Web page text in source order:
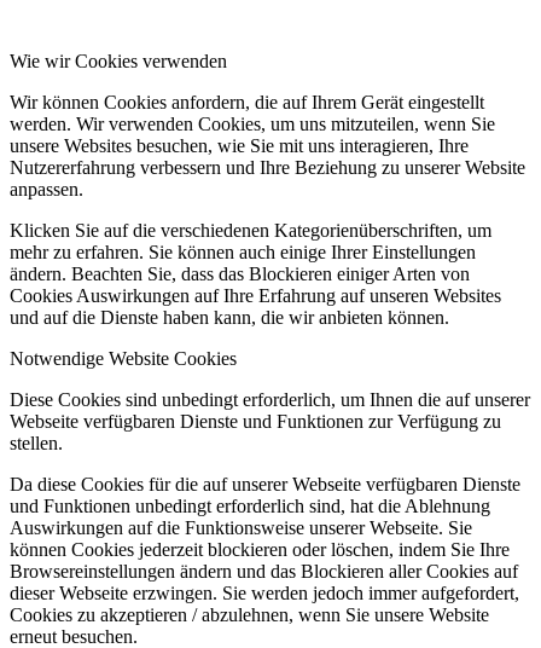
Wie wir Cookies verwenden
Wir können Cookies anfordern, die auf Ihrem Gerät eingestellt
werden. Wir verwenden Cookies, um uns mitzuteilen, wenn Sie
unsere Websites besuchen, wie Sie mit uns interagieren, Ihre
Nutzererfahrung verbessern und Ihre Beziehung zu unserer Website
anpassen.
Klicken Sie auf die verschiedenen Kategorienüberschriften, um
mehr zu erfahren. Sie können auch einige Ihrer Einstellungen
ändern. Beachten Sie, dass das Blockieren einiger Arten von
Cookies Auswirkungen auf Ihre Erfahrung auf unseren Websites
und auf die Dienste haben kann, die wir anbieten können.
Notwendige Website Cookies
Diese Cookies sind unbedingt erforderlich, um Ihnen die auf unserer
Webseite verfügbaren Dienste und Funktionen zur Verfügung zu
stellen.
Da diese Cookies für die auf unserer Webseite verfügbaren Dienste
und Funktionen unbedingt erforderlich sind, hat die Ablehnung
Auswirkungen auf die Funktionsweise unserer Webseite. Sie
können Cookies jederzeit blockieren oder löschen, indem Sie Ihre
Browsereinstellungen ändern und das Blockieren aller Cookies auf
dieser Webseite erzwingen. Sie werden jedoch immer aufgefordert,
Cookies zu akzeptieren / abzulehnen, wenn Sie unsere Website
erneut besuchen.